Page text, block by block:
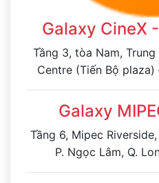
Galaxy CineX
Tầng 3, tòa Nam,
Centre (Tiến Bộ plaza)
Học, phường Ô
Galaxy
Tầng 6, Mipec
P. Ngọc Lâm, Q.